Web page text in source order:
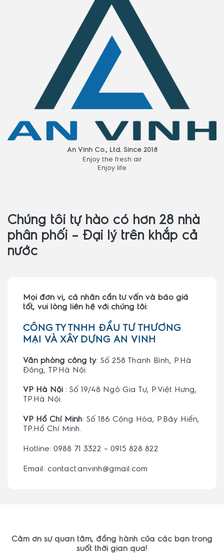
An Vinh Co., Ltd. Since 2018
Enjoy the fresh air
Enjoy life
Chúng tôi tự hào có hơn 28 nhà
phân phối – Đại lý trên khắp cả
nước
Mọi đơn vị, cá nhân cần tư vấn và báo giá
tốt, vui lòng liên hệ với chúng tôi:
CÔNG TY TNHH ĐẦU TƯ THƯƠNG
MẠI VÀ XÂY DỰNG AN VINH
Văn phòng công ty: Số 258 Thanh Bình, P.Hà
Đông, TP.Hà Nội.
VP Hà Nội : Số 19/48 Ngô Gia Tự, P.Việt Hưng,
TP.Hà Nội.
VP Hồ Chí Minh: Số 186 Cộng Hòa, P.Bảy Hiền,
TP.Hồ Chí Minh.
Hotline: 0988 71 3322 – 0915 828 822
Email: contact.anvinh@gmail.com
Cảm ơn sự quan tâm, đồng hành của các bạn trong
suốt thời gian qua!